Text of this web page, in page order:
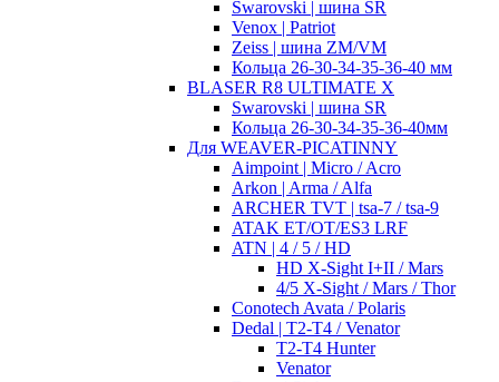
Swarovski | шина SR
Venox | Patriot
Zeiss | шина ZM/VM
Кольца 26-30-34-35-36-40 мм
BLASER R8 ULTIMATE X
Swarovski | шина SR
Кольца 26-30-34-35-36-40мм
Для WEAVER-PICATINNY
Aimpoint | Micro / Acro
Arkon | Arma / Alfa
ARCHER TVT | tsa-7 / tsa-9
ATAK ET/OT/ES3 LRF
ATN | 4 / 5 / HD
HD X-Sight I+II / Mars
4/5 X-Sight / Mars / Thor
Conotech Avata / Polaris
Dedal | T2-T4 / Venator
T2-T4 Hunter
Venator